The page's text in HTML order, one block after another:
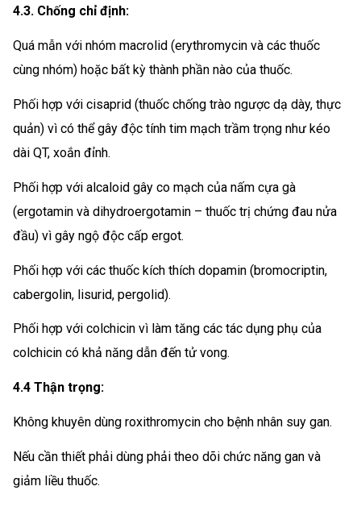
4.3. Chống chỉ định:
Quá mẫn với nhóm macrolid (erythromycin và các thuốc
cùng nhóm) hoặc bất kỳ thành phần nào của thuốc.
Phối hợp với cisaprid (thuốc chống trào ngược dạ dày, thực
quản) vì có thể gây độc tính tim mạch trầm trọng như kéo
dài QT, xoắn đỉnh.
Phối hợp với alcaloid gây co mạch của nấm cựa gà
(ergotamin và dihydroergotamin – thuốc trị chứng đau nửa
đầu) vì gây ngộ độc cấp ergot.
Phối hợp với các thuốc kích thích dopamin (bromocriptin,
cabergolin, lisurid, pergolid).
Phối hợp với colchicin vì làm tăng các tác dụng phụ của
colchicin có khả năng dẫn đến tử vong.
4.4 Thận trọng:
Không khuyên dùng roxithromycin cho bệnh nhân suy gan.
Nếu cần thiết phải dùng phải theo dõi chức năng gan và
giảm liều thuốc.